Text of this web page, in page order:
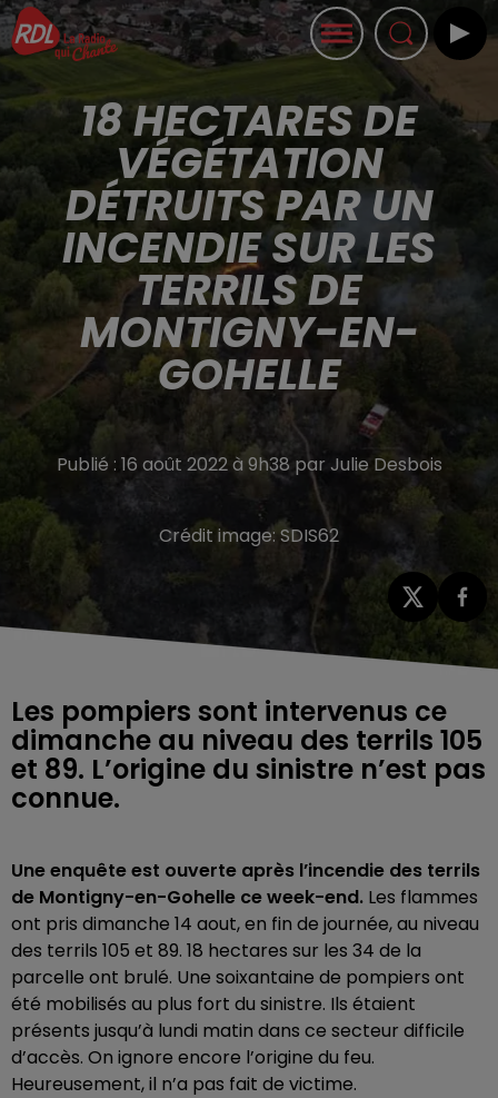
18 HECTARES DE
VÉGÉTATION
DÉTRUITS PAR UN
INCENDIE SUR LES
TERRILS DE
MONTIGNY-EN-
GOHELLE
Publié : 16 août 2022 à 9h38 par Julie Desbois
Crédit image:SDIS62
Les pompiers sont intervenus ce
dimanche au niveau des terrils 105
et 89. L’origine du sinistre n’est pas
connue.
Une enquête est ouverte après l’incendie des terrils
de Montigny-en-Gohelle ce week-end. Les flammes
ont pris dimanche 14 aout, en fin de journée, au niveau
des terrils 105 et 89. 18 hectares sur les 34 de la
parcelle ont brulé. Une soixantaine de pompiers ont
été mobilisés au plus fort du sinistre. Ils étaient
présents jusqu’à lundi matin dans ce secteur difficile
d’accès. On ignore encore l’origine du feu.
Heureusement, il n’a pas fait de victime.